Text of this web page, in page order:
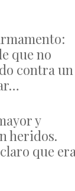
que no
contra un
y
heridos.
que